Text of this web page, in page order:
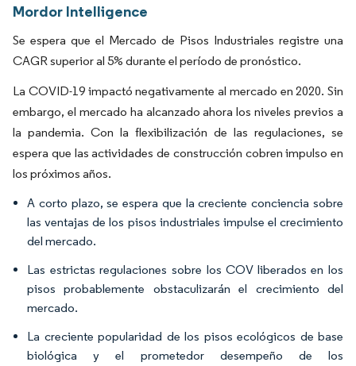
Mordor Intelligence
Se espera que el Mercado de Pisos Industriales registre una
CAGR superior al 5% durante el período de pronóstico.
La COVID-19 impactó negativamente al mercado en 2020. Sin
embargo, el mercado ha alcanzado ahora los niveles previos a
la pandemia. Con la flexibilización de las regulaciones, se
espera que las actividades de construcción cobren impulso en
los próximos años.
A corto plazo, se espera que la creciente conciencia sobre
las ventajas de los pisos industriales impulse el crecimiento
del mercado.
Las estrictas regulaciones sobre los COV liberados en los
pisos probablemente obstaculizarán el crecimiento del
mercado.
La creciente popularidad de los pisos ecológicos de base
biológica y el prometedor desempeño de los